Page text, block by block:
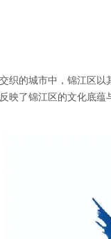
织的城市中，锦江区
映了锦江区的文化底蕴